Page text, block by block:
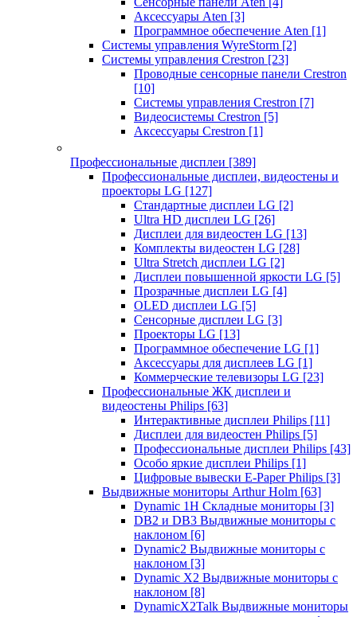
Аксессуары Aten [3]
Программное обеспечение Aten [1]
Системы управления WyreStorm [2]
Системы управления Crestron [23]
Проводные сенсорные панели Crestron
[10]
Системы управления Crestron [7]
Видеосистемы Crestron [5]
Аксессуары Crestron [1]
Профессиональные дисплеи [389]
Профессиональные дисплеи, видеостены и
проекторы LG [127]
Стандартные дисплеи LG [2]
Ultra HD дисплеи LG [26]
Дисплеи для видеостен LG [13]
Комплекты видеостен LG [28]
Ultra Stretch дисплеи LG [2]
Дисплеи повышенной яркости LG [5]
Прозрачные дисплеи LG [4]
OLED дисплеи LG [5]
Сенсорные дисплеи LG [3]
Проекторы LG [13]
Программное обеспечение LG [1]
Аксессуары для дисплеев LG [1]
Коммерческие телевизоры LG [23]
Профессиональные ЖК дисплеи и
видеостены Philips [63]
Интерактивные дисплеи Philips [11]
Дисплеи для видеостен Philips [5]
Профессиональные дисплеи Philips [43]
Особо яркие дисплеи Philips [1]
Цифровые вывески E-Paper Philips [3]
Выдвижные мониторы Arthur Holm [63]
Dynamic 1Н Складные мониторы [3]
DB2 и DB3 Выдвижные мониторы с
наклоном [6]
Dynamic2 Выдвижные мониторы с
наклоном [3]
Dynamic X2 Выдвижные мониторы с
наклоном [8]
DynamicX2Talk Выдвижные мониторы